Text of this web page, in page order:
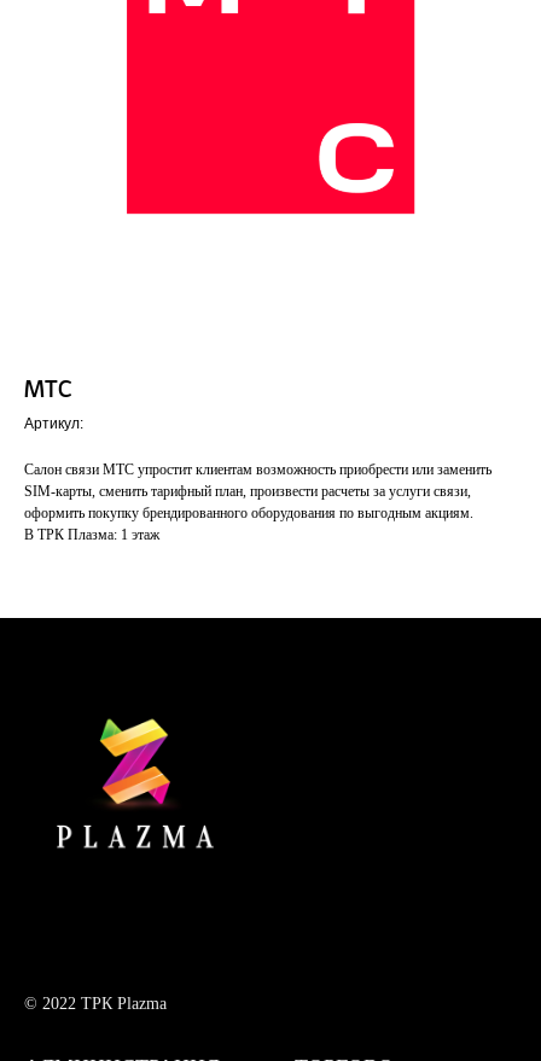
МТС
Артикул:
Салон связи МТС упростит клиентам возможность приобрести или заменить
SIM-карты, сменить тарифный план, произвести расчеты за услуги связи,
оформить покупку брендированного оборудования по выгодным акциям.
В ТРК Плазма: 1 этаж
© 2022 ТРК Plazma